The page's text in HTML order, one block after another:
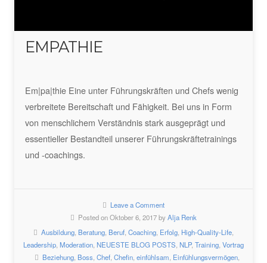
EMPATHIE
Em|pa|thie Eine unter Führungskräften und Chefs wenig
verbreitete Bereitschaft und Fähigkeit. Bei uns in Form
von menschlichem Verständnis stark ausgeprägt und
essentieller Bestandteil unserer Führungskräftetrainings
und -coachings.
Leave a Comment
Posted on Oktober 6, 2017 byAlja Renk
Ausbildung, Beratung, Beruf, Coaching, Erfolg, High-Quality-Life,
Leadership, Moderation, NEUESTE BLOG POSTS, NLP, Training, Vortrag
Beziehung, Boss, Chef, Chefin, einfühlsam, Einfühlungsvermögen,